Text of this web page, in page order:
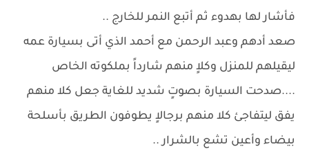
فأشار لها بهدوء ثم أتبع النمر للخارج ..
صعد أدهم وعبد الرحمن مع أحمد الذي أتى بسيارة عمه
ليقيلهم للمنزل وكلاٍ منهم شارداً بملكوته الخاص
....صدحت السيارة بصوتٍ شديد للغاية جعل كلا منهم
يفق ليتفاجئ كلا منهم برجالاٍ يطوفون الطريق بأسلحة
بيضاء وأعين تشع بالشرار ..